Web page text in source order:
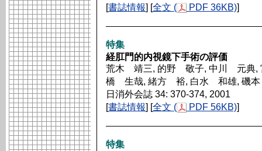
[書誌情報] [全文 ( PDF 36KB)]
特集
経肛門的内視鏡下手術の評価
荒木 靖三, 的野 敬子, 中川 元典,
橋 生哉, 緒方 裕, 白水 和雄, 磯
日消外会誌 34: 370-374, 2001
[書誌情報] [全文 ( PDF 56KB)]
特集